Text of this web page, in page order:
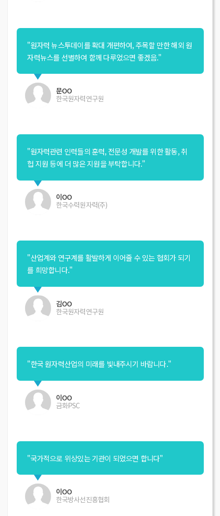
"원자력 뉴스투데이를 확대 개편하여, 주목할 만한 해외 원
자력뉴스를 선별하여 함께 다루었으면 좋겠음."
문OO
한국원자력연구원
"원자력관련 인력들의 훈력, 전문성 개발를 위한 활동, 취
헙 지원 등에 더 많은 지원을 부탁합니다."
이OO
한국수력원자력(주)
"산업계와 연구계를 활발하게 이어줄 수 있는 협회가 되기
를 희망합니다."
김OO
한국원자력연구원
"한국 원자력산업의 미래를 빛내주시기 바랍니다."
이OO
금화PSC
"국가적으로 위상있는 기관이 되었으면 합니다"
이OO
한국방사선진흥협회